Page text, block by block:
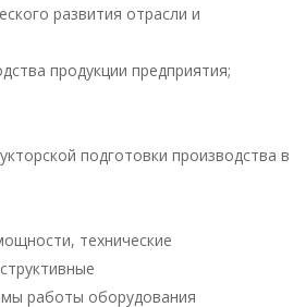
развития отрасли и
продукции предприятия;
подготовки производства в
технические
работы оборудования